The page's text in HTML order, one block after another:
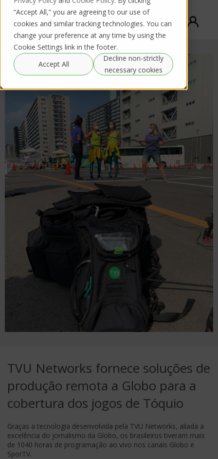
“Accept All,” you are agreeing to our use of
cookies and similar tracking technologies. You can
change your preference at any time by using the
Cookie Settings link in the footer.
Accept All
Decline non-strictly
necessary cookies
TVU Networks fornece soluções de
produção remota a Globo para a
cobertura dos jogos de Tóquio
Graças a tecnologia desenvolvida pela TVU Networks, aliada a
excelência do jornalismo da Globo, os brasileiros tiveram mais
de 1040 horas de programação ao vivo nos canais Globo e
SporTV.